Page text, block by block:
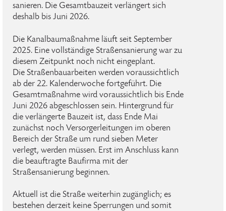
sanieren. Die Gesamtbauzeit verlängert sich
deshalb bis Juni 2026.
Die Kanalbaumaßnahme läuft seit September
2025. Eine vollständige Straßensanierung war zu
diesem Zeitpunkt noch nicht eingeplant.
Die Straßenbauarbeiten werden voraussichtlich
ab der 22. Kalenderwoche fortgeführt. Die
Gesamtmaßnahme wird voraussichtlich bis Ende
Juni 2026 abgeschlossen sein. Hintergrund für
die verlängerte Bauzeit ist, dass Ende Mai
zunächst noch Versorgerleitungen im oberen
Bereich der Straße um rund sieben Meter
verlegt, werden müssen. Erst im Anschluss kann
die beauftragte Baufirma mit der
Straßensanierung beginnen.
Aktuell ist die Straße weiterhin zugänglich; es
bestehen derzeit keine Sperrungen und somit